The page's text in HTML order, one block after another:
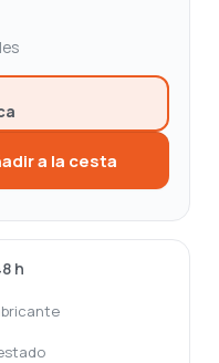
a la cesta
h